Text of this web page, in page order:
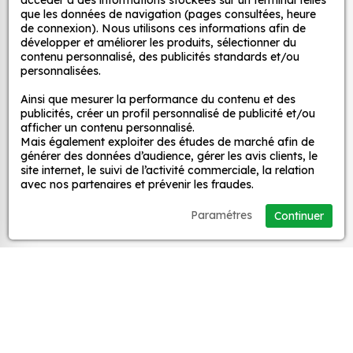
décoration ?
Une grande variété de motifs et de couleurs :
nos Jdm Drift Stickers sont disponibles dans
une large gamme de motifs et de couleurs, ce
pour votre décoration.
Une installation facile : nos stickers sont faciles
à installer, même pour les débutants. Il suffit de
les décoller de leur support et de les coller sur
la surface souhaitée. Vous pouvez vous aider
Une durabilité élevée : nos stickers sont
fabriqués à partir de matériaux de haute
MPA Déco
Nos services
Nos sites
Mon Compte
que les données de navigation (pages consultées, heure
de connexion). Nous utilisons ces informations afin de
développer et améliorer les produits, sélectionner du
contenu personnalisé, des publicités standards et/ou
personnalisées.
Ainsi que mesurer la performance du contenu et des
publicités, créer un profil personnalisé de publicité et/ou
afficher un contenu personnalisé.
Mais également exploiter des études de marché afin de
générer des données d’audience, gérer les avis clients, le
site internet, le suivi de l’activité commerciale, la relation
avec nos partenaires et prévenir les fraudes.
Continuer
Paramétres